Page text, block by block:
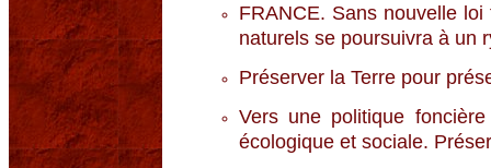
FRANCE. Sans nouvelle
naturels se poursuivra à un
Préserver la Terre pour
Vers une politique
écologique et sociale.